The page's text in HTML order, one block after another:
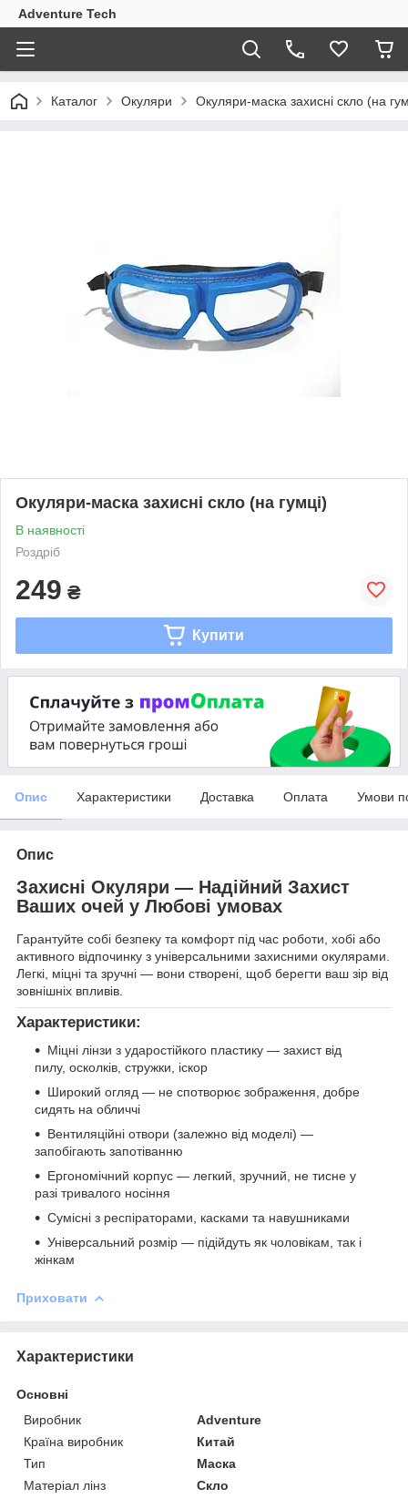
Adventure Tech
Каталог Окуляри Окуляри-маска захисні скло (на
Окуляри-маска захисні скло (на гумці)
В наявності
Роздріб
249 ₴
Купити
Опис Характеристики Доставка Оплата Умови
Опис
Захисні Окуляри — Надійний Захист
Ваших очей у Любові умовах
Гарантуйте собі безпеку та комфорт під час роботи, хобі або
активного відпочинку з універсальними захисними окулярами.
Легкі, міцні та зручні — вони створені, щоб берегти ваш зір від
зовнішніх впливів.
Характеристики:
Міцні лінзи з ударостійкого пластику — захист від
пилу, осколків, стружки, іскор
Широкий огляд — не спотворює зображення, добре
сидять на обличчі
Вентиляційні отвори (залежно від моделі) —
запобігають запотіванню
Ергономічний корпус — легкий, зручний, не тисне у
разі тривалого носіння
Сумісні з респіраторами, касками та навушниками
Універсальний розмір — підійдуть як чоловікам, так і
жінкам
Приховати
Характеристики
Основні
Виробник
Adventure
Країна виробник
Китай
Тип
Маска
Матеріал лінз
Скло